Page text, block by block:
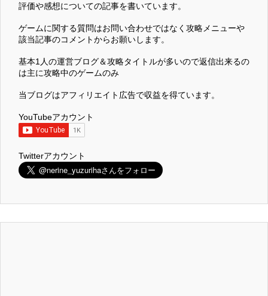
評価や感想についての記事を書いています。
ゲームに関する質問はお問い合わせではなく攻略メニューや
該当記事のコメントからお願いします。
基本1人の運営ブログ＆攻略タイトルが多いので返信出来るの
は主に攻略中のゲームのみ
当ブログはアフィリエイト広告で収益を得ています。
YouTubeアカウント
Twitterアカウント